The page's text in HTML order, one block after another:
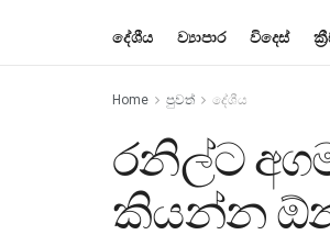
දේශීය ව්‍යාපාර විදෙස්
Home පුවත් දේශීය
රනිල්ට
කියන්න